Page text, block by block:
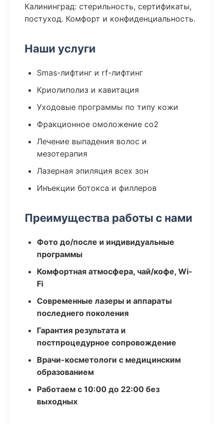
Калининград: стерильность, сертификаты,
постуход. Комфорт и конфиденциальность.
Наши услуги
Smas-лифтинг и rf-лифтинг
Криолиполиз и кавитация
Уходовые программы по типу кожи
Фракционное омоложение co2
Лечение выпадения волос и
мезотерапия
Лазерная эпиляция всех зон
Инъекции ботокса и филлеров
Преимущества работы с нами
Фото до/после и индивидуальные
программы
Комфортная атмосфера, чай/кофе, Wi-
Fi
Современные лазеры и аппараты
последнего поколения
Гарантия результата и
постпроцедурное сопровождение
Врачи-косметологи с медицинским
образованием
Работаем с 10:00 до 22:00 без
выходных